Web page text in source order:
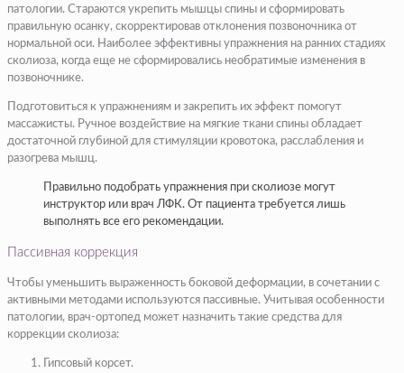
патологии. Стараются укрепить мышцы спины и сформировать
правильную осанку, скорректировав отклонения позвоночника от
нормальной оси. Наиболее эффективны упражнения на ранних стадиях
сколиоза, когда еще не сформировались необратимые изменения в
позвоночнике.
Подготовиться к упражнениям и закрепить их эффект помогут
массажисты. Ручное воздействие на мягкие ткани спины обладает
достаточной глубиной для стимуляции кровотока, расслабления и
разогрева мышц.
Правильно подобрать упражнения при сколиозе могут
инструктор или врач ЛФК. От пациента требуется лишь
выполнять все его рекомендации.
Пассивная коррекция
Чтобы уменьшить выраженность боковой деформации, в сочетании с
активными методами используются пассивные. Учитывая особенности
патологии, врач-ортопед может назначить такие средства для
коррекции сколиоза:
Гипсовый корсет.